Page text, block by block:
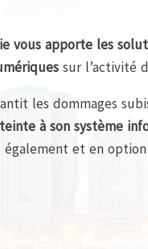
vous apporte les
sur l’activité
les dommages
à son système
également et en